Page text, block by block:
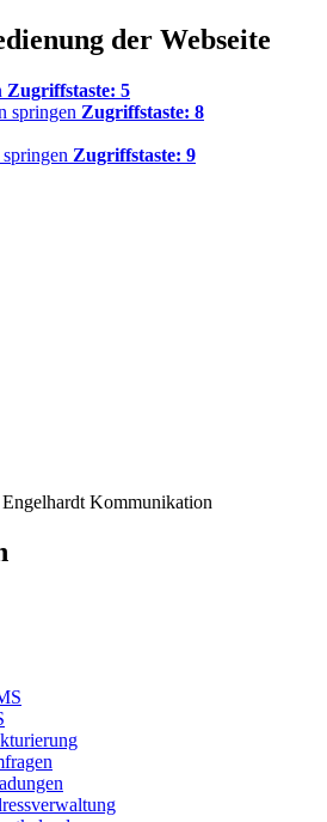
der Webseite
Zugriffstaste: 5
springen Zugriffstaste: 8
Zugriffstaste: 9
Kommunikation